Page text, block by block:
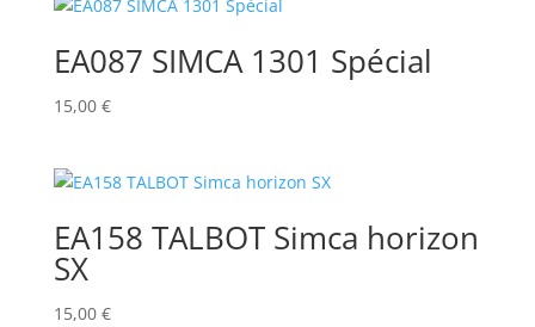
EA087 SIMCA 1301 Spécial
15,00 €
EA158 TALBOT Simca horizon
SX
15,00 €